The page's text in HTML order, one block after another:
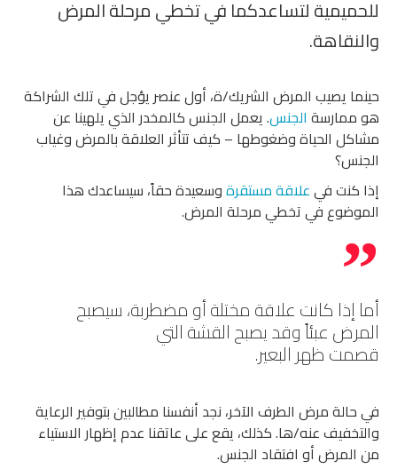
للحميمية لتساعدكما في تخطي مرحلة المرض
والنقاهة.
حينما يصيب المرض الشريك/ة، أول عنصر يؤجل في تلك الشراكة
هو ممارسة الجنس. يعمل الجنس كالمخدر الذي يلهينا عن
مشاكل الحياة وضغوطها – كيف تتأثر العلاقة بالمرض وغياب
الجنس؟
إذا كنت فيعلاقة مستقرةوسعيدة حقاً، سيساعدك هذا
الموضوع في تخطي مرحلة المرض.
أما إذا كانت علاقة مختلة أو مضطربة، سيصبح
المرض عبئاً وقد يصبح القشة التي
قصمت ظهر البعير.
في حالة مرض الطرف الآخر، نجد أنفسنا مطالبين بتوفير الرعاية
والتخفيف عنه/ها. كذلك، يقع على عاتقنا عدم إظهار الاستياء
من المرض أو افتقاد الجنس.